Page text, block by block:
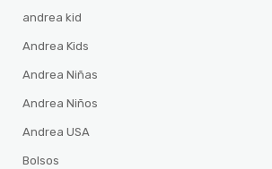
andrea kid
Andrea Kids
Andrea Niñas
Andrea Niños
Andrea USA
Bolsos